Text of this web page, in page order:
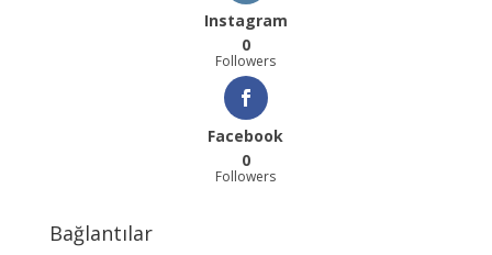
Instagram
0
Followers
Facebook
0
Followers
Bağlantılar